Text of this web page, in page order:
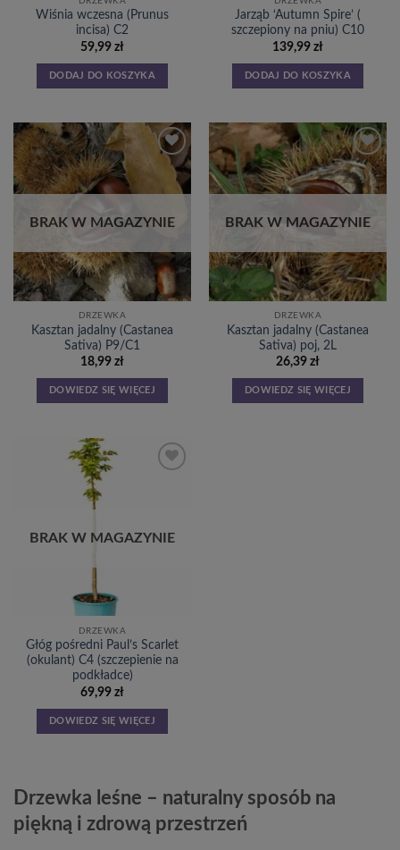
Wiśnia wczesna (Prunus
incisa) C2
59,99 zł
DODAJ DO KOSZYKA
Jarząb ‘Autumn Spire’ (
szczepiony na pniu) C10
139,99 zł
DODAJ DO KOSZYKA
Dodaj
listy
BRAK W MAGAZYNIE
DRZEWKA
Kasztan jadalny (Castanea
Sativa) P9/C1
18,99 zł
DOWIEDZ SIĘ WIĘCEJ
Dodaj
do
listy
BRAK W MAGAZYNIE
DRZEWKA
Kasztan jadalny (Castanea
Sativa) poj, 2L
26,39 zł
DOWIEDZ SIĘ WIĘCEJ
BRAK W MAGAZYNIE
DRZEWKA
Głóg pośredni Paul’s Scarlet
(okulant) C4 (szczepienie na
podkładce)
69,99 zł
DOWIEDZ SIĘ WIĘCEJ
Drzewka leśne – naturalny sposób na
piękną i zdrową przestrzeń